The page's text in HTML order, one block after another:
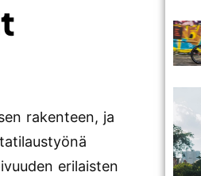
rakenteen, ja
erilaisten